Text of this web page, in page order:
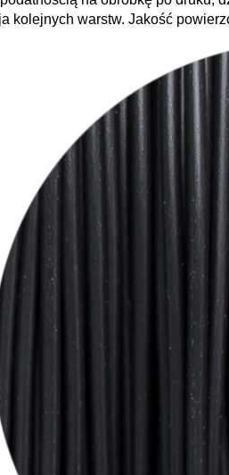
kolejnych warstw. Jakość